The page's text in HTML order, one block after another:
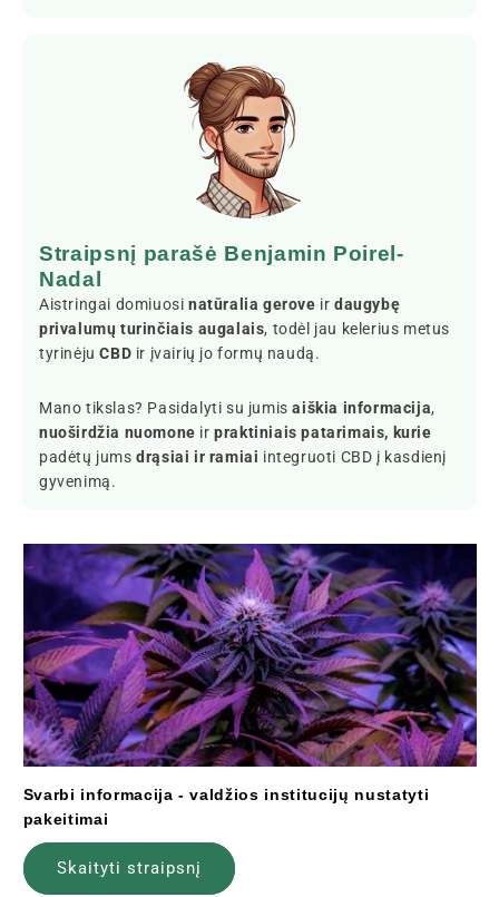
Straipsnį parašė Benjamin Poirel-
Nadal
Aistringai domiuosi natūralia gerove irdaugybę
privalumų turinčiais augalais, todėl jau kelerius metus
tyrinėjuCBD ir įvairių jo formų naudą.
Mano tikslas? Pasidalyti su jumisaiškia informacija,
nuoširdžia nuomone irpraktiniais patarimais, kurie
padėtų jumsdrąsiai ir ramiai integruoti CBD į kasdienį
gyvenimą.
Svarbi informacija - valdžios institucijų nustatyti
pakeitimai
Skaityti straipsnį